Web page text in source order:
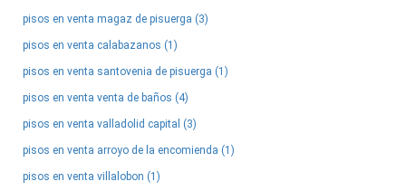
pisos en venta magaz de pisuerga (3)
pisos en venta calabazanos (1)
pisos en venta santovenia de pisuerga (1)
pisos en venta venta de baños (4)
pisos en venta valladolid capital (3)
pisos en venta arroyo de la encomienda (1)
pisos en venta villalobon (1)